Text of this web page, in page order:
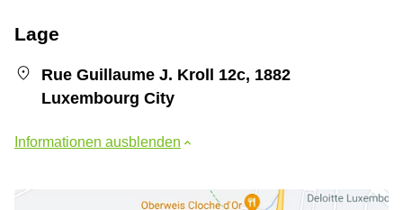
Lage
Rue Guillaume J. Kroll 12c, 1882
Luxembourg City
Informationen ausblenden